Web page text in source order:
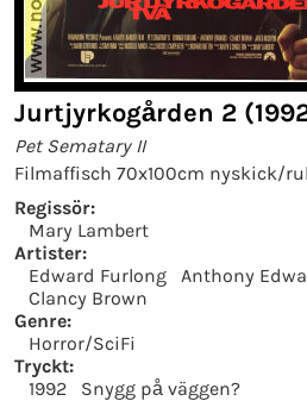
Jurtjyrkogården 2
Pet Sematary II
Filmaffisch 70x100cm nyskick/
Regissör:
Mary Lambert
Artister:
Edward Furlong
Anthony
Clancy Brown
Genre:
Horror/SciFi
Tryckt:
1992
Snygg på väggen?